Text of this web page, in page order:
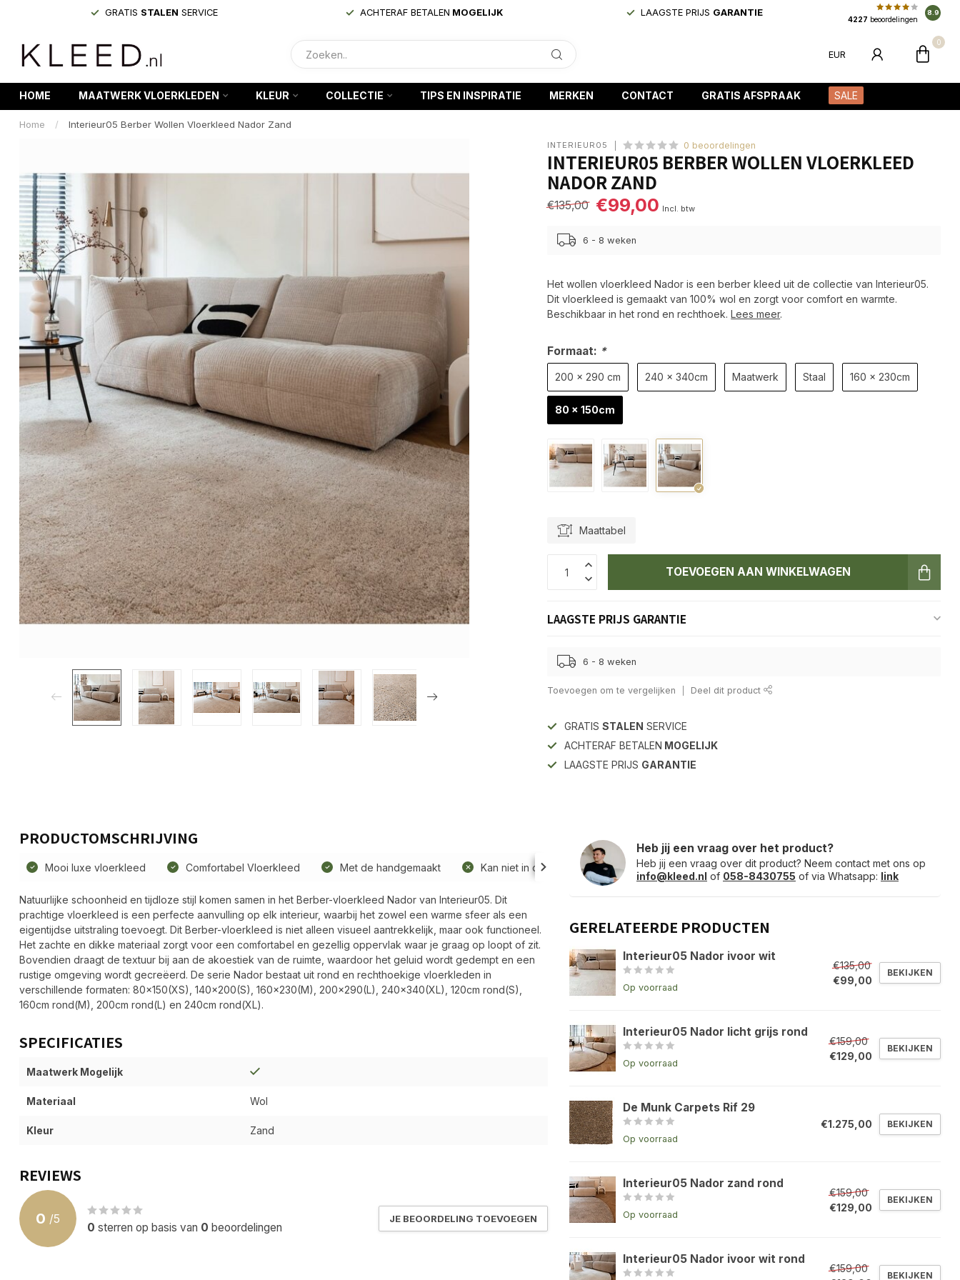
GRATIS STALEN SERVICE ACHTERAF BETALEN MOGELIJK LAAGSTE PRIJS GARANTIE
4227 beoordelingen
8.9
EUR
0
HOME MAATWERK VLOERKLEDEN KLEUR COLLECTIE TIPS EN INSPIRATIE MERKEN CONTACT GRATIS AFSPRAAK SALE
Home / Interieur05 Berber Wollen Vloerkleed Nador Zand
INTERIEUR05 0 beoordelingen
INTERIEUR05 BERBER WOLLEN VLOERKLEED
NADOR ZAND
€135,00 €99,00 Incl. btw
6 - 8 weken
Het wollen vloerkleed Nador is een berber kleed uit de collectie van Interieur05.
Dit vloerkleed is gemaakt van 100% wol en zorgt voor comfort en warmte.
Beschikbaar in het rond en rechthoek.Lees meer.
Formaat: *
200 x 290 cm 240 x 340cm Maatwerk Staal 160 x 230cm
80 x 150cm
Maattabel
TOEVOEGEN AAN WINKELWAGEN
LAAGSTE PRIJS GARANTIE
6 - 8 weken
Toevoegen om te vergelijken Deel dit product
GRATISSTALEN SERVICE
ACHTERAF BETALEN MOGELIJK
LAAGSTE PRIJS GARANTIE
PRODUCTOMSCHRIJVING
Mooi luxe vloerkleed Comfortabel Vloerkleed Met de handgemaakt Kan niet in de wasmachine
Natuurlijke schoonheid en tijdloze stijl komen samen in het Berber-vloerkleed Nador van Interieur05. Dit
prachtige vloerkleed is een perfecte aanvulling op elk interieur, waarbij het zowel een warme sfeer als een
eigentijdse uitstraling toevoegt. Dit Berber-vloerkleed is niet alleen visueel aantrekkelijk, maar ook functioneel.
Het zachte en dikke materiaal zorgt voor een comfortabel en gezellig oppervlak waar je graag op loopt of zit.
Bovendien draagt de textuur bij aan de akoestiek van de ruimte, waardoor het geluid wordt gedempt en een
rustige omgeving wordt gecreëerd. De serie Nador bestaat uit rond en rechthoekige vloerkleden in
verschillende formaten: 80x150(XS), 140x200(S), 160x230(M), 200x290(L), 240x340(XL), 120cm rond(S),
160cm rond(M), 200cm rond(L) en 240cm rond(XL).
SPECIFICATIES
Maatwerk Mogelijk
Materiaal Wol
Kleur Zand
REVIEWS
0 /5
0 sterren op basis van 0 beoordelingen
JE BEOORDELING TOEVOEGEN
Heb jij een vraag over het product?
Heb jij een vraag over dit product? Neem contact met ons op
info@kleed.nl of 058-8430755 of via Whatsapp: link
GERELATEERDE PRODUCTEN
Interieur05 Nador ivoor wit
Op voorraad
€135,00
€99,00
BEKIJKEN
Interieur05 Nador licht grijs rond
Op voorraad
€159,00
€129,00
BEKIJKEN
De Munk Carpets Rif 29
Op voorraad
€1.275,00 BEKIJKEN
Interieur05 Nador zand rond
Op voorraad
€159,00
€129,00
BEKIJKEN
Interieur05 Nador ivoor wit rond
€159,00
BEKIJKEN